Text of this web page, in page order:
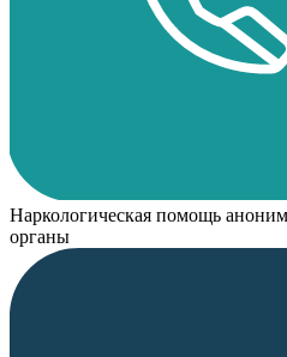
Наркологическая помощь
органы